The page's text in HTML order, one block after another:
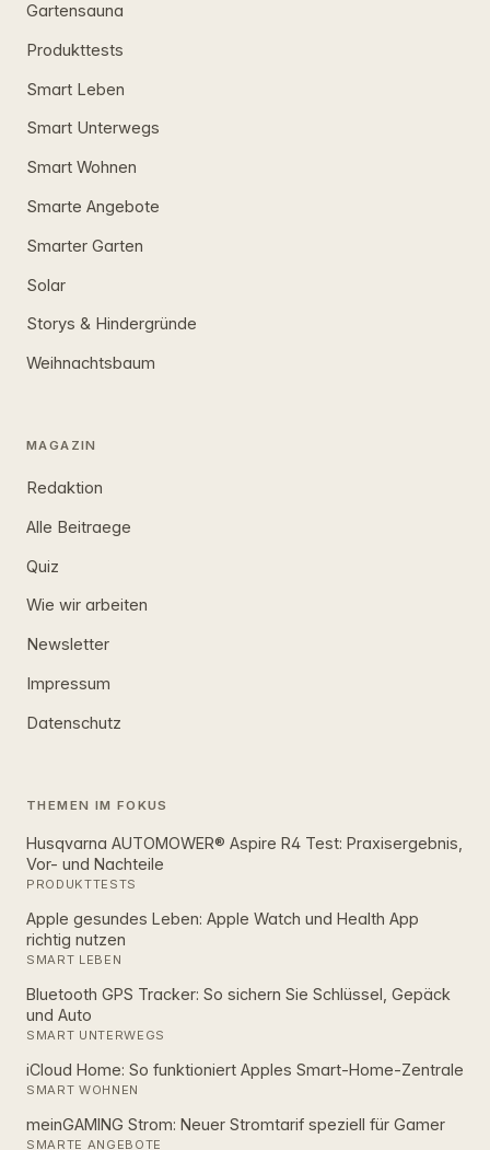
Gartensauna
Produkttests
Smart Leben
Smart Unterwegs
Smart Wohnen
Smarte Angebote
Smarter Garten
Solar
Storys & Hindergründe
Weihnachtsbaum
MAGAZIN
Redaktion
Alle Beitraege
Quiz
Wie wir arbeiten
Newsletter
Impressum
Datenschutz
THEMEN IM FOKUS
Husqvarna AUTOMOWER® Aspire R4 Test: Praxisergebnis,
Vor- und Nachteile
PRODUKTTESTS
Apple gesundes Leben: Apple Watch und Health App
richtig nutzen
SMART LEBEN
Bluetooth GPS Tracker: So sichern Sie Schlüssel, Gepäck
und Auto
SMART UNTERWEGS
iCloud Home: So funktioniert Apples Smart‑Home‑Zentrale
SMART WOHNEN
meinGAMING Strom: Neuer Stromtarif speziell für Gamer
SMARTE ANGEBOTE